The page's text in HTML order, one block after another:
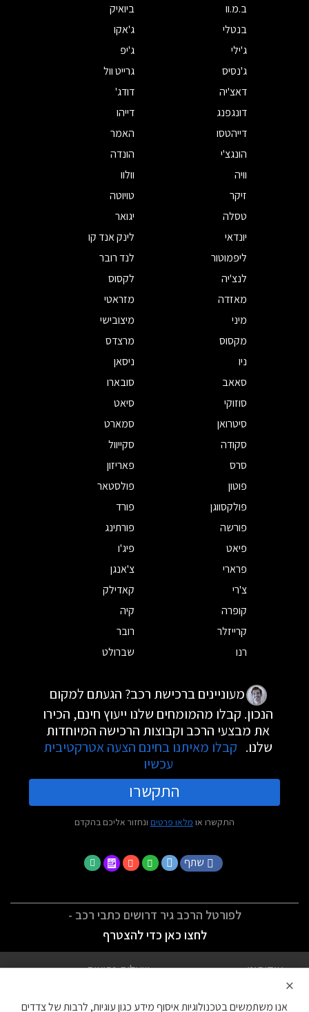
ב.מ.וו
ביואיק
בנטלי
ג'אקו
ג'ילי
ג'יפ
ג'נסיס
גרייט וול
דאצ'יה
דודג'
דונגפנג
דייהו
דייהטסו
האמר
הונגצ'י
הונדה
וויה
וולוו
זיקר
טויוטה
טסלה
יגואר
יונדאי
לינק אנד קו
ליפמוטור
לנד רובר
לנצ'יה
לקסוס
מאזדה
מזראטי
מיני
מיצובישי
מקסוס
מרצדס
ניו
ניסאן
סאאב
סובארו
סוזוקי
סיאט
סיטרואן
סמארט
סקודה
סקייוול
סרס
פאריזון
פוטון
פולסטאר
פולקסווגן
פורד
פורשה
פורתינג
פיאט
פיג'ו
פרארי
צ'אנגן
צ'רי
קאדילק
קופרה
קיה
קרייזלר
רובר
רנו
שברולט
מעוניינים ברכישת רכב? הגעתם למקום
הנכון. קבלו מהמומחים שלנו ייעוץ חינם, הכירו
את מבצעי הרכב וקבוצות הרכישה המיוחדות
שלנו. קבלו מאיתנו בחינם הצעה אטרקטיבית
עכשיו
התקשרו
התקשרו או מלאו פרטים ונחזור אליכם בהקדם
שתף
לפורטל הרכב גיר דרושים כתבי רכב -
לחצו כאן כדי להצטרף
אודותינו
שאלות נפוצות
×
אנו משתמשים בטכנולוגיות איסוף מידע כגון עוגיות, לרבות של צדדים